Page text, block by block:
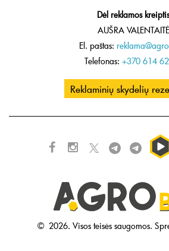
Dėl reklamos kreiptis
AUŠRA VALENTAITĖ
El. paštas:
Telefonas: +370 614
Reklaminių skydelių
© 2026. Visos teisės saugomos.